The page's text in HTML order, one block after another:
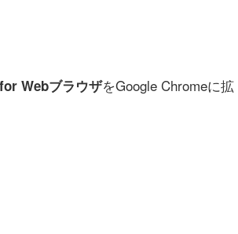
WebブラウザをGoogle Chromeに拡